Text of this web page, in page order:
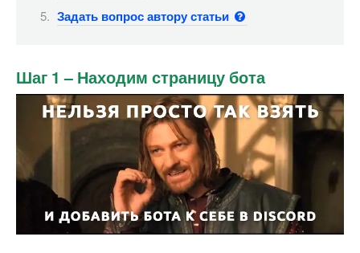
Задать вопрос автору статьи
Шаг 1 – Находим страницу бота